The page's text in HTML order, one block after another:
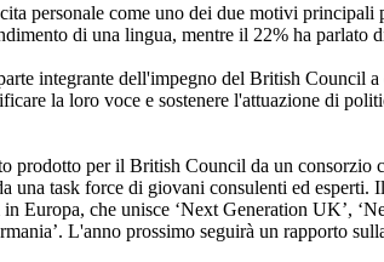
personale come uno dei due motivi principali
di una lingua, mentre il 22% ha parlato
integrante dell'impegno del British Council
la loro voce e sostenere l'attuazione di
prodotto per il British Council da un consorzio
una task force di giovani consulenti ed esperti.
Europa, che unisce ‘Next Generation UK’,
L'anno prossimo seguirà un rapporto